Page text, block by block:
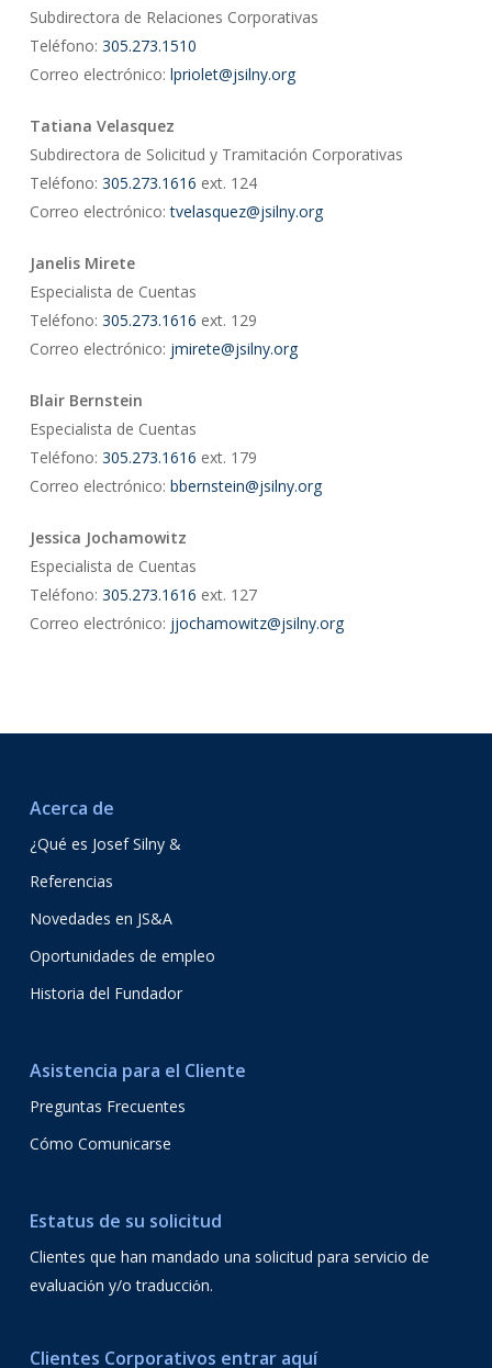
Subdirectora de Relaciones Corporativas
Teléfono: 305.273.1510
Correo electrónico: lpriolet@jsilny.org
Tatiana Velasquez
Subdirectora de Solicitud y Tramitación Corporativas
Teléfono: 305.273.1616 ext. 124
Correo electrónico:tvelasquez@jsilny.org
Janelis Mirete
Especialista de Cuentas
Teléfono: 305.273.1616 ext. 129
Correo electrónico: jmirete@jsilny.org
Blair Bernstein
Especialista de Cuentas
Teléfono: 305.273.1616 ext. 179
Correo electrónico: bbernstein@jsilny.org
Jessica Jochamowitz
Especialista de Cuentas
Teléfono: 305.273.1616 ext. 127
Correo electrónico: jjochamowitz@jsilny.org
Acerca de
¿Qué es Josef Silny &
Referencias
Novedades en JS&A
Oportunidades de empleo
Historia del Fundador
Asistencia para el Cliente
Preguntas Frecuentes
Cómo Comunicarse
Estatus de su solicitud
Clientes que han mandado una solicitud para servicio de
evaluaciόn y/o traducciόn.
Clientes Corporativos entrar aquí